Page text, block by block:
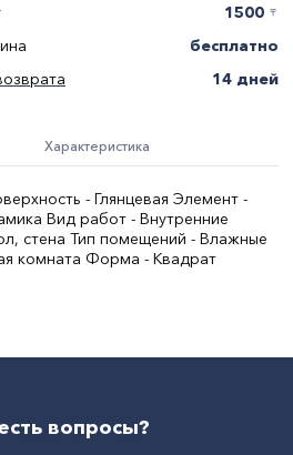
Характеристика
- Глянцевая Элемент -
Вид работ - Внутренние
стена Тип помещений - Влажные
комната Форма - Квадрат
1500 〒
бесплатно
14 дней
вопросы?